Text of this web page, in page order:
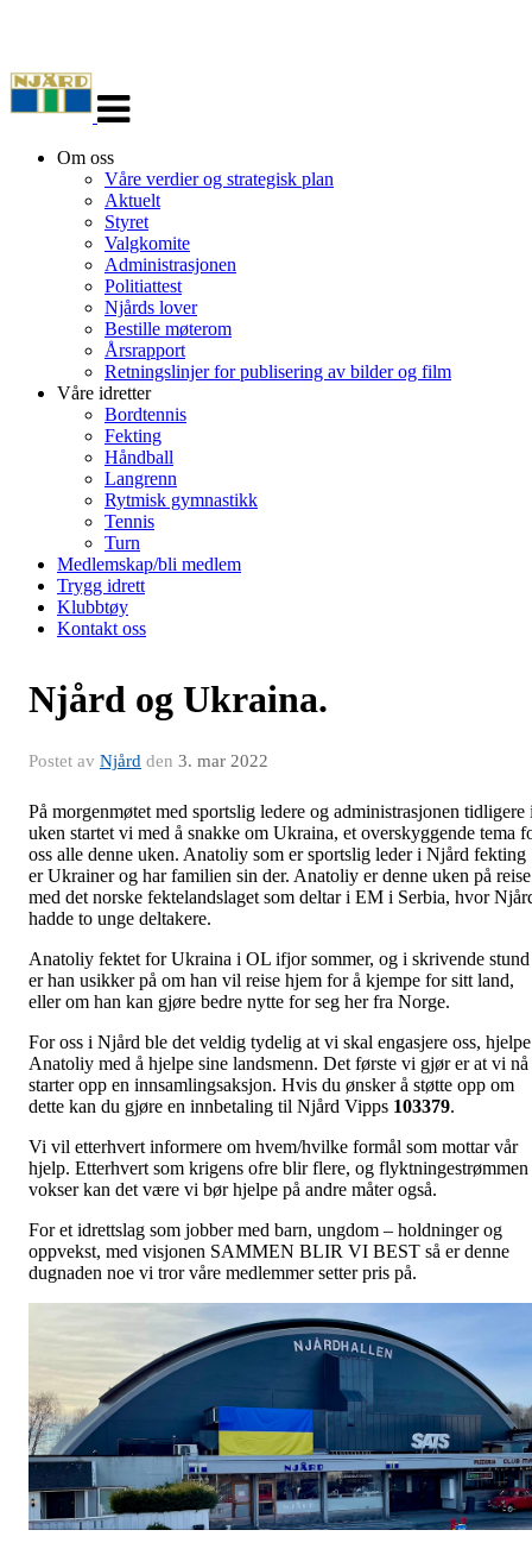
navigasjon
Om oss
Våre verdier og strategisk plan
Aktuelt
Styret
Valgkomite
Administrasjonen
Politiattest
Njårds lover
Bestille møterom
Årsrapport
Retningslinjer for publisering av bilder og film
Våre idretter
Bordtennis
Fekting
Håndball
Langrenn
Rytmisk gymnastikk
Tennis
Turn
Medlemskap/bli medlem
Trygg idrett
Klubbtøy
Kontakt oss
Njård og Ukraina.
Postet av Njård den 3. mar 2022
På morgenmøtet med sportslig ledere og administrasjonen tidligere
uken startet vi med å snakke om Ukraina, et overskyggende tema
oss alle denne uken. Anatoliy som er sportslig leder i Njård fekting
er Ukrainer og har familien sin der. Anatoliy er denne uken på reise
med det norske fektelandslaget som deltar i EM i Serbia, hvor
hadde to unge deltakere.
Anatoliy fektet for Ukraina i OL ifjor sommer, og i skrivende stund
er han usikker på om han vil reise hjem for å kjempe for sitt land,
eller om han kan gjøre bedre nytte for seg her fra Norge.
For oss i Njård ble det veldig tydelig at vi skal engasjere oss, hjelpe
Anatoliy med å hjelpe sine landsmenn. Det første vi gjør er at vi nå
starter opp en innsamlingsaksjon. Hvis du ønsker å støtte opp om
dette kan du gjøre en innbetaling til Njård Vipps 103379.
Vi vil etterhvert informere om hvem/hvilke formål som mottar vår
hjelp. Etterhvert som krigens ofre blir flere, og flyktningestrømmen
vokser kan det være vi bør hjelpe på andre måter også.
For et idrettslag som jobber med barn, ungdom – holdninger og
oppvekst, med visjonen SAMMEN BLIR VI BEST så er denne
dugnaden noe vi tror våre medlemmer setter pris på.